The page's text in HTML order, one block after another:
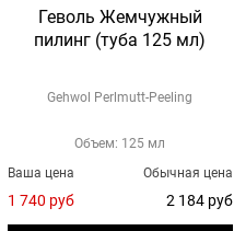
Геволь Жемчужный
пилинг (туба 125 мл)
Gehwol Perlmutt-Peeling
Объем: 125 мл
Обычная цена
2 184 руб
Ваша цена
1 740 руб